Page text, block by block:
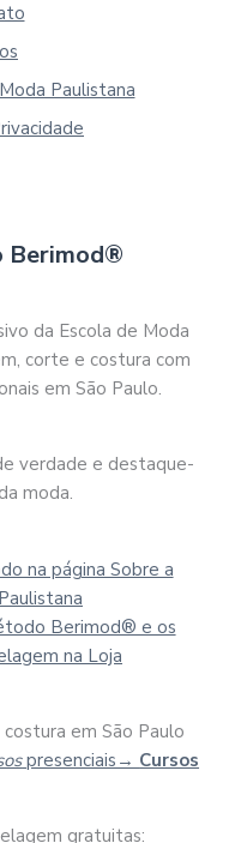
Paulistana
Berimod®
da Escola de Moda
corte e costura com
em São Paulo.
verdade e destaque-
moda.
na página Sobre a
Berimod® e os
na Loja
em São Paulo
presenciais→ Cursos
gratuitas: